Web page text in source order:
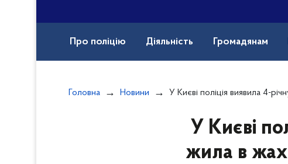
Про поліцію Діяльність Громадянам
Головна Новини У Києві поліція виявила 4-річну дівчинку, яка жила в
У Києві
жила в